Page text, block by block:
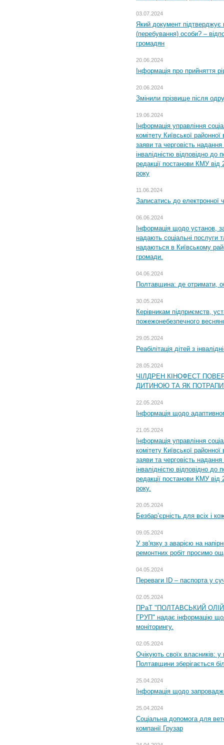
03.07.2024
Який документ підтверджує
(перебування) особи? –
громадян
20.06.2024
Інформація про прийняття
20.06.2024
Змінили прізвище після
19.06.2024
Інформація управління
комітету Київської
заяви та черговість надання
інвалідністю відповідно
редакції постанови КМУ
року
11.06.2024
Записатись до електронної
06.06.2024
Інформація щодо установ,
надають соціальні послуги
надаються в Київському
громади.
04.06.2024
Полтавщина: де отримати,
30.05.2024
Керівникам підприємств,
пожежонебезпечного
29.05.2024
Реабілітація дітей з
28.05.2024
ЧІЛДРЕН КІНОФЕСТ
ДИТИНОЮ ТА ЯК
22.05.2024
Інформація щодо
21.05.2024
Інформація управління
комітету Київської
заяви та черговість надання
інвалідністю відповідно
редакції постанови КМУ від
року.
20.05.2024
Безбар’єрність для всіх і
09.05.2024
У зв'язку з аварією на
ремонтних робіт просимо
04.05.2024
Переваги ID – паспорта у
02.05.2024
ПРаТ "ПОЛТАВСЬКИЙ
ГРУП" надає інформацію
моніторингу.
02.05.2024
Очікують своїх власників: у
Полтавщини зберігається
25.04.2024
Інформація щодо
25.04.2024
Соціальна допомога для
компанії Грузар